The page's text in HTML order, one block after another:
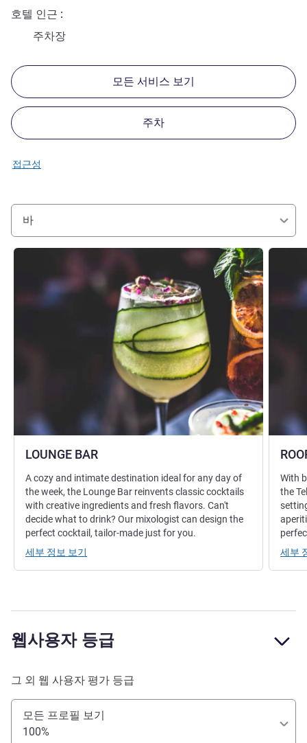
호텔 인근
주차장
모든 서비스 보기
주차
접근성
바
LOUNGE BAR
세부 정보 보기
A cozy and intimate destination ideal for any day of
the week, the Lounge Bar reinvents classic cocktails
with creative ingredients and fresh flavors. Can't
decide what to drink? Our mixologist can design the
perfect cocktail, tailor-made just for you.
세부 정보 보기
세부 정
With
the
세부
웹사용자 등급
그 외 웹 사용자 평가 등급
모든 프로필 보기
100%